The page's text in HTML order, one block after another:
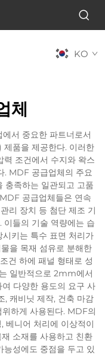
KO
체
서 중요한 파트너로서
품을 제공한다. 이러한
력 조건에서 수지와 왁스
. MDF 공급업체의 주요
충족하는 일관되고 고품
공급업체들은 연속
리 장치 등 첨단 제조 기
이들의 기술 역량에는 습
키는 특수 표면 처리가
을 목재 섬유로 분해한
건 하에 패널 형태로 성
일반적으로 2mm에서
다양한 용도의 요구 사
, 캐비닛 제작, 건축 마감
하게 사용된다. MDF의
베니어 처리에 이상적이
소재를 사용하고 친환
성에도 중점을 두고 있